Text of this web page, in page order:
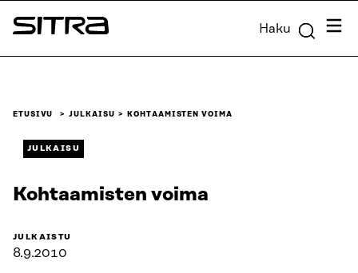
Siirry
suoraan
Sitra Haku
ETUSIVU JULKAISU KOHTAAMISTEN VOIMA
JULKAISU
Kohtaamisten voima
JULKAISTU
8.9.2010